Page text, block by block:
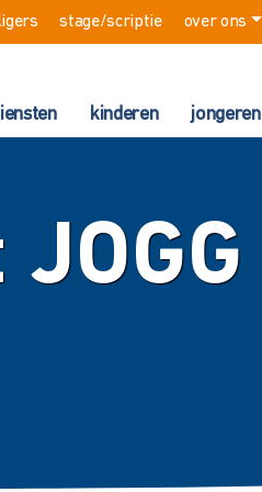
stage/scriptie over ons
kinderen jongeren